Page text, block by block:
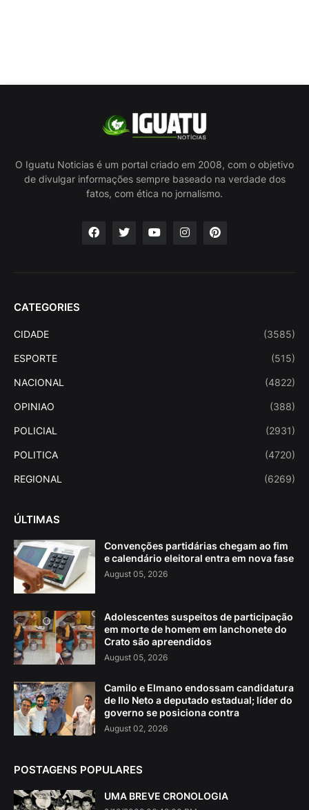
O Iguatu Noticias é um portal criado em 2008, com o objetivo
de divulgar informações sempre baseado na verdade dos
fatos, com ética no jornalismo.
CATEGORIES
CIDADE (3585)
ESPORTE (515)
NACIONAL (4822)
OPINIAO (388)
POLICIAL (2931)
POLITICA (4720)
REGIONAL (6269)
ÚLTIMAS
Convenções partidárias chegam ao fim
e calendário eleitoral entra em nova fase
August 05, 2026
Adolescentes suspeitos de participação
em morte de homem em lanchonete do
Crato são apreendidos
August 05, 2026
Camilo e Elmano endossam candidatura
de Ilo Neto a deputado estadual; líder do
governo se posiciona contra
August 02, 2026
POSTAGENS POPULARES
UMA BREVE CRONOLOGIA